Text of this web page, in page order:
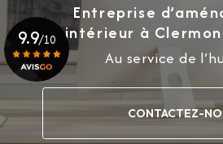
Entreprise
intérieur à
Au service de
CONTACTEZ-
9.9/10
Voir le certificat